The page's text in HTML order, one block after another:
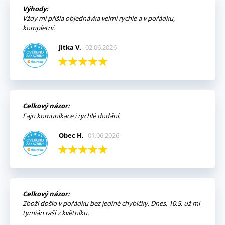
Výhody:
Vždy mi přišla objednávka velmi rychle a v pořádku,
kompletní.
Jitka V. 02.06.2026
Celkový názor:
Fajn komunikace i rychlé dodání.
Obec H. 01.06.2026
Celkový názor:
Zboží došlo v pořádku bez jediné chybičky. Dnes, 10.5. už mi
tymián raší z květníku.